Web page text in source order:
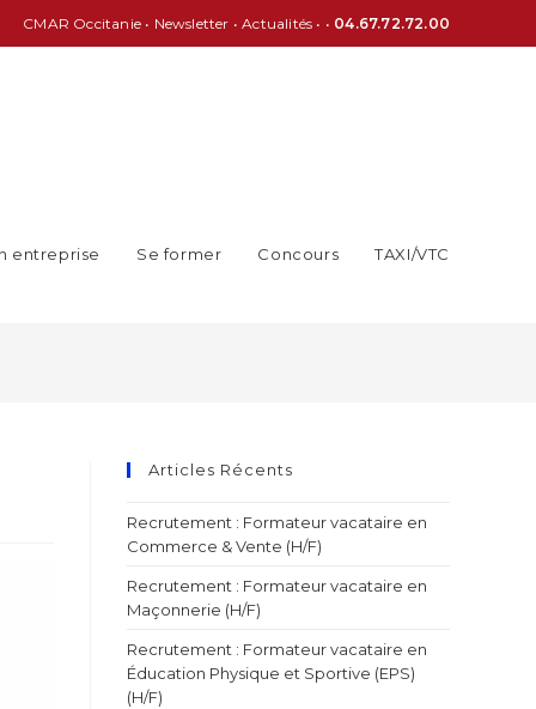
CMAR Occitanie• Newsletter •Actualités • • 04.67.72.72.00
entreprise Se former Concours TAXI/VTC
Articles Récents
Recrutement : Formateur vacataire en
Commerce & Vente (H/F)
Recrutement : Formateur vacataire en
Maçonnerie (H/F)
Recrutement : Formateur vacataire en
Éducation Physique et Sportive (EPS)
(H/F)